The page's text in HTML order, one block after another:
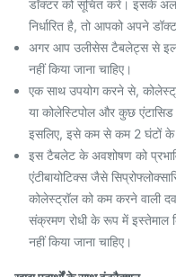
डॉक्टर को सूचित करें। इसके
निर्धारित है, तो आपको अपने
अगर आप उलीसेस टैबलेट्स से
नहीं किया जाना चाहिए।
एक साथ उपयोग करने से,
या कोलेस्टिपोल और कुछ
इसलिए, इसे कम से कम 2 घंटों के
इस टैबलेट के अवशोषण को
एंटीबायोटिक्स जैसे
कोलेस्ट्रॉल को कम करने वाली
संक्रमण रोधी के रूप में इस्तेमाल
नहीं किया जाना चाहिए।